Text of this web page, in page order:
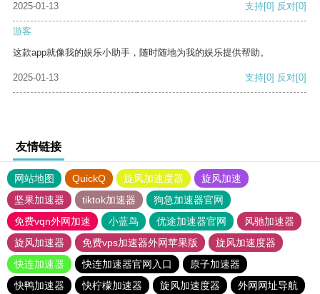
2025-01-13 支持[0] 反对[0]
游客
这款app就像我的娱乐小助手，随时随地为我的娱乐提供帮助。
2025-01-13 支持[0] 反对[0]
友情链接
网站地图 QuickQ 旋风加速度器
旋风加速
坚果加速器
tiktok加速器
狗急加速器官网
免费vqn外网加速
小蓝鸟 优途加速器官网
风驰加速器
旋风加速器
免费vps加速器外网苹果版
旋风加速度器
快连加速器
快连加速器官网入口
原子加速器
快鸭加速器
快柠檬加速器 旋风加速度器
外网网址导航